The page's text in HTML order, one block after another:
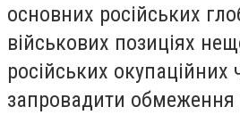
основних російських
військових позиціях
російських окупаційних
запровадити